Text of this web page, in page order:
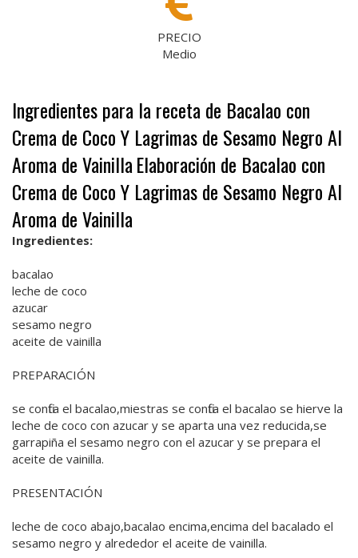
PRECIO
Medio
Ingredientes para la receta de Bacalao con
Crema de Coco Y Lagrimas de Sesamo Negro Al
Aroma de VainillaElaboración de Bacalao con
Crema de Coco Y Lagrimas de Sesamo Negro Al
Aroma de Vainilla
Ingredientes:
bacalao
leche de coco
azucar
sesamo negro
aceite de vainilla
PREPARACIÓN
se confita el bacalao,miestras se confita el bacalao se hierve la
leche de coco con azucar y se aparta una vez reducida,se
garrapiña el sesamo negro con el azucar y se prepara el
aceite de vainilla.
PRESENTACIÓN
leche de coco abajo,bacalao encima,encima del bacalado el
sesamo negro y alrededor el aceite de vainilla.